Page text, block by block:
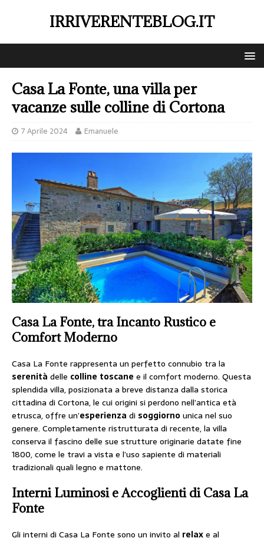
IRRIVERENTEBLOG.IT
Casa La Fonte, una villa per
vacanze sulle colline di Cortona
7 Aprile 2024 Emanuele
Casa La Fonte, tra Incanto Rustico e
Comfort Moderno
Casa La Fonte rappresenta un perfetto connubio tra la
serenità delle colline toscane e il comfort moderno. Questa
splendida villa, posizionata a breve distanza dalla storica
cittadina di Cortona, le cui origini si perdono nell’antica età
etrusca, offre un’esperienza di soggiorno unica nel suo
genere. Completamente ristrutturata di recente, la villa
conserva il fascino delle sue strutture originarie datate fine
1800, come le travi a vista e l’uso sapiente di materiali
tradizionali quali legno e mattone.
Interni Luminosi e Accoglienti di Casa La
Fonte
Gli interni di Casa La Fonte sono un invito al relaxe al